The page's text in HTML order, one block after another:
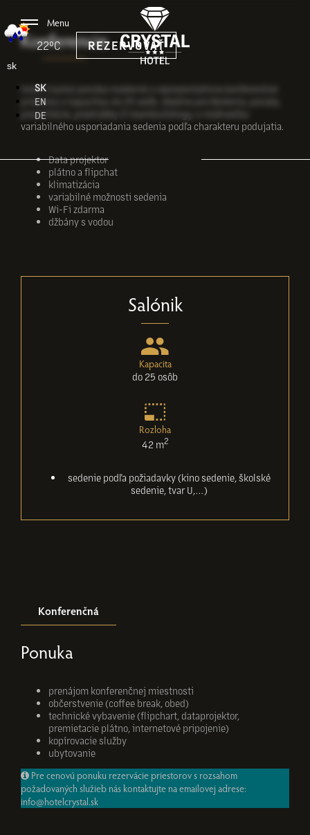
22°C REZERVOVAŤ
sk
SK
EN
DE
Menu
Konferencie
Hotel Crystal ponúka moderné a reprezentatívne konferenčné
priestory s kapacitou do 25 osôb, ideálne pre školenia, porady,
prezentácie, prednášky či teambuildingy, s možnosťou
variabilného usporiadania sedenia podľa charakteru podujatia.
Data projektor
plátno a flipchat
klimatizácia
variabilné možnosti sedenia
Wi-Fi zdarma
džbány s vodou
Salónik
Kapacita
do 25 osôb
Rozloha
42 m2
sedenie podľa požiadavky (kino sedenie, školské
sedenie, tvar U,…)
Konferenčná
Ponuka
prenájom konferenčnej miestnosti
občerstvenie (coffee break, obed)
technické vybavenie (flipchart, dataprojektor,
premietacie plátno, internetové pripojenie)
kopírovacie služby
ubytovanie
Pre cenovú ponuku rezervácie priestorov s rozsahom
požadovaných služieb nás kontaktujte na emailovej adrese:
info@hotelcrystal.sk